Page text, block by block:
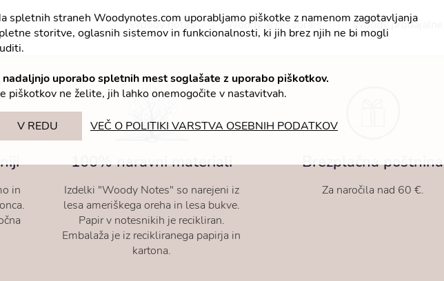
Woody notes Woody accessories Woody prodajalne
in
100% naravni materiali
Izdelki "Woody Notes" so narejeni iz
lesa ameriškega oreha in lesa bukve.
Papir v notesnikih je recikliran.
Embalaža je iz recikliranega papirja in
kartona.
Brezplačna poštnina
Za naročila nad 60 €.
spletnih straneh Woodynotes.com uporabljamo piškotke z namenom zagotavljanja
storitve, oglasnih sistemov in funkcionalnosti, ki jih brez njih ne bi mogli
nadaljnjo uporabo spletnih mest soglašate z uporabo piškotkov.
piškotkov ne želite, jih lahko onemogočite v nastavitvah.
V REDU VEČ O POLITIKI VARSTVA OSEBNIH PODATKOV